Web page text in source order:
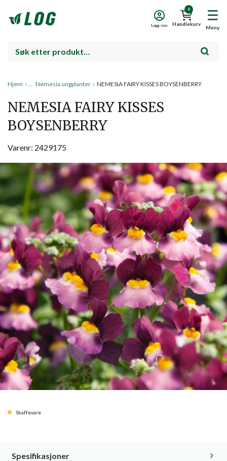
Meny
0
Handlekurv
Logg inn
Hjem › Nemesia ungplanter › NEMESIA FAIRY KISSES BOYSENBERRY
NEMESIA FAIRY KISSES
BOYSENBERRY
Varenr: 2429175
Skaffevare
Spesifikasjoner